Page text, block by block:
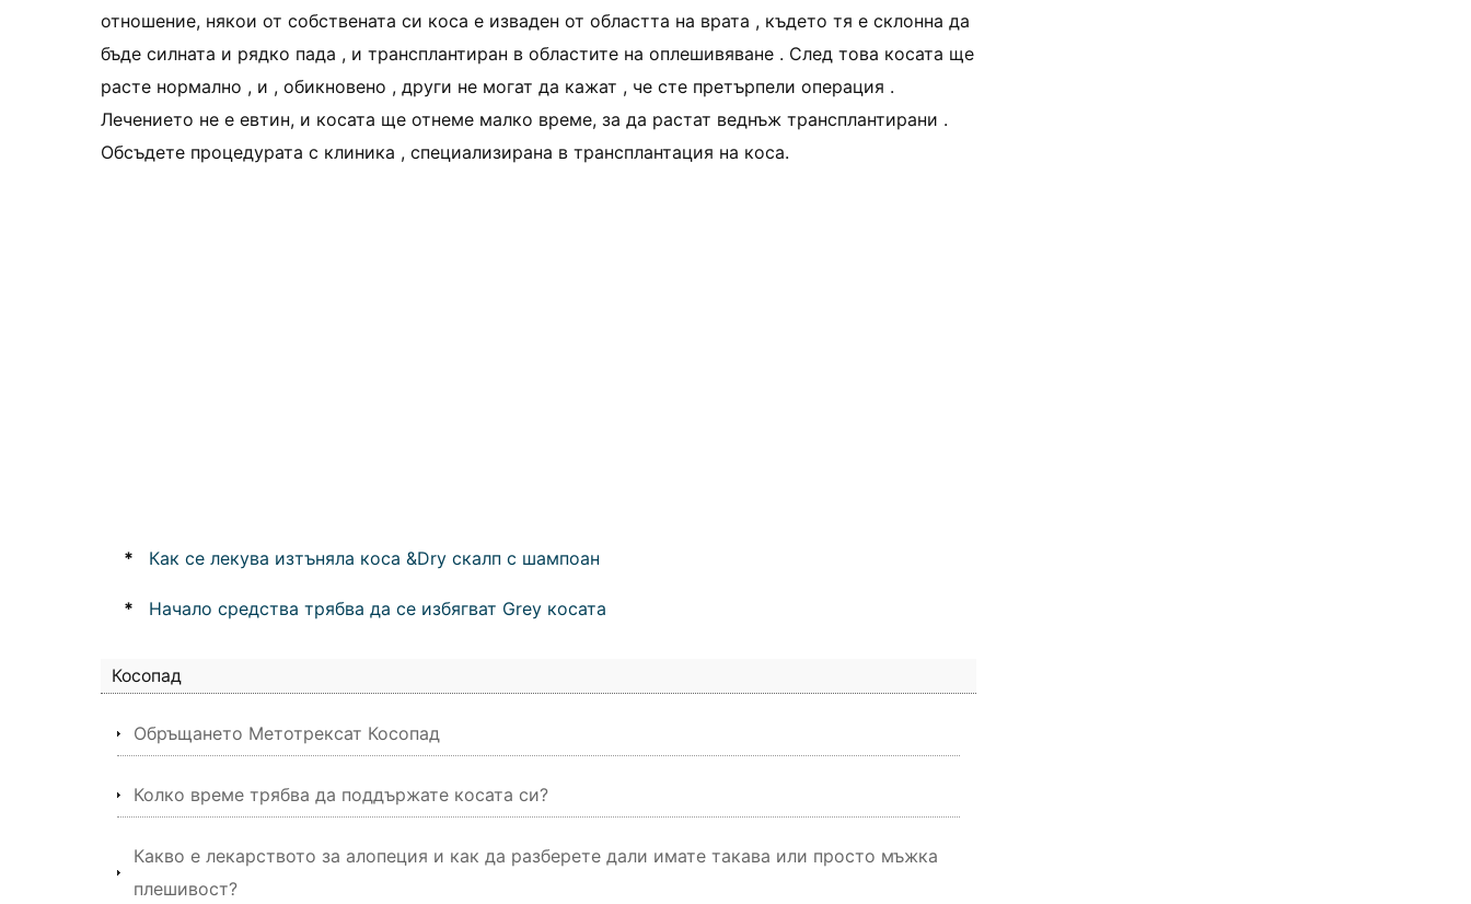
отношение, някои от собствената си коса е изваден от областта на врата , където тя е склонна да
бъде силната и рядко пада , и трансплантиран в областите на оплешивяване . След това косата ще
расте нормално , и , обикновено , други не могат да кажат , че сте претърпели операция .
Лечението не е евтин, и косата ще отнеме малко време, за да растат веднъж трансплантирани .
Обсъдете процедурата с клиника , специализирана в трансплантация на коса.
* Как се лекува изтъняла коса &Dry скалп с шампоан
* Начало средства трябва да се избягват Grey косата
Косопад
Обръщането Метотрексат Косопад
Колко време трябва да поддържате косата си?
Какво е лекарството за алопеция и как да разберете дали имате такава или просто мъжка
плешивост?